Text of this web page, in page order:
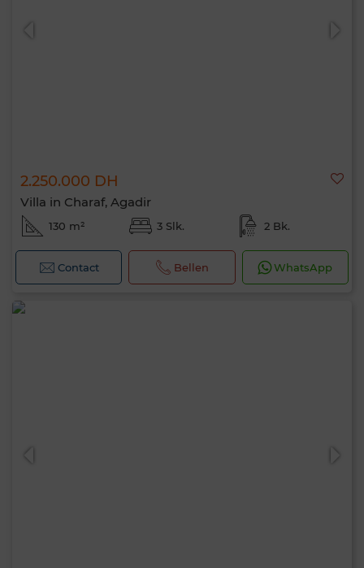
2.250.000 DH
Villa in Charaf, Agadir
130 m² 3 Slk. 2 Bk.
Contact Bellen WhatsApp